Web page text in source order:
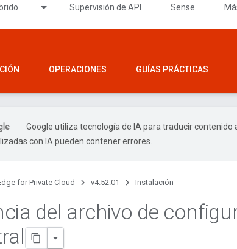
Supervisión de API Sense
OPERACIONES GUÍAS PRÁCTICAS
Google utiliza tecnología de IA para traducir contenido
con IA pueden contener errores.
for Private Cloud v4.52.01 Instalación
del archivo de